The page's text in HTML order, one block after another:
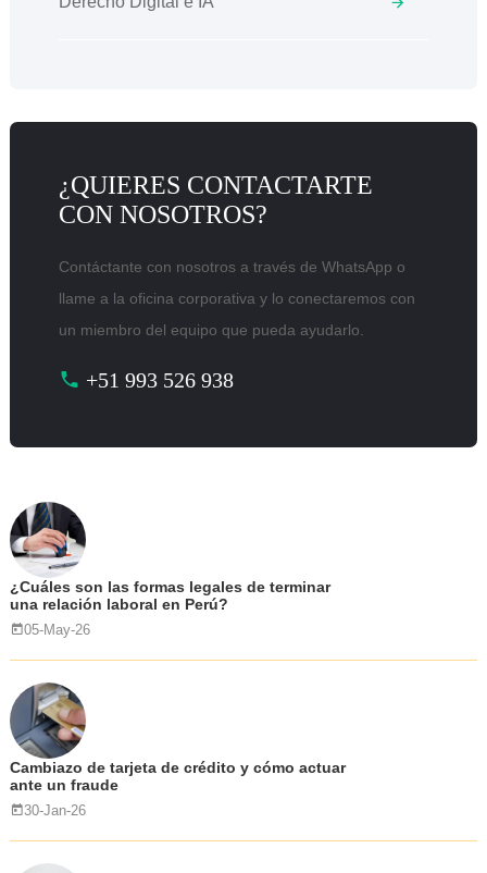
¿QUIERES CONTACTARTE
CON NOSOTROS?
Contáctante con nosotros a través de WhatsApp o
llame a la oficina corporativa y lo conectaremos con
un miembro del equipo que pueda ayudarlo.
+51 993 526 938
¿Cuáles son las formas legales de terminar
una relación laboral en Perú?
05-May-26
Cambiazo de tarjeta de crédito y cómo actuar
ante un fraude
30-Jan-26